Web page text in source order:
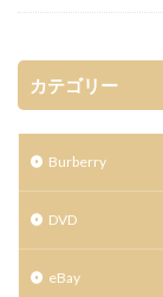
カテゴリー
Burberry
DVD
eBay